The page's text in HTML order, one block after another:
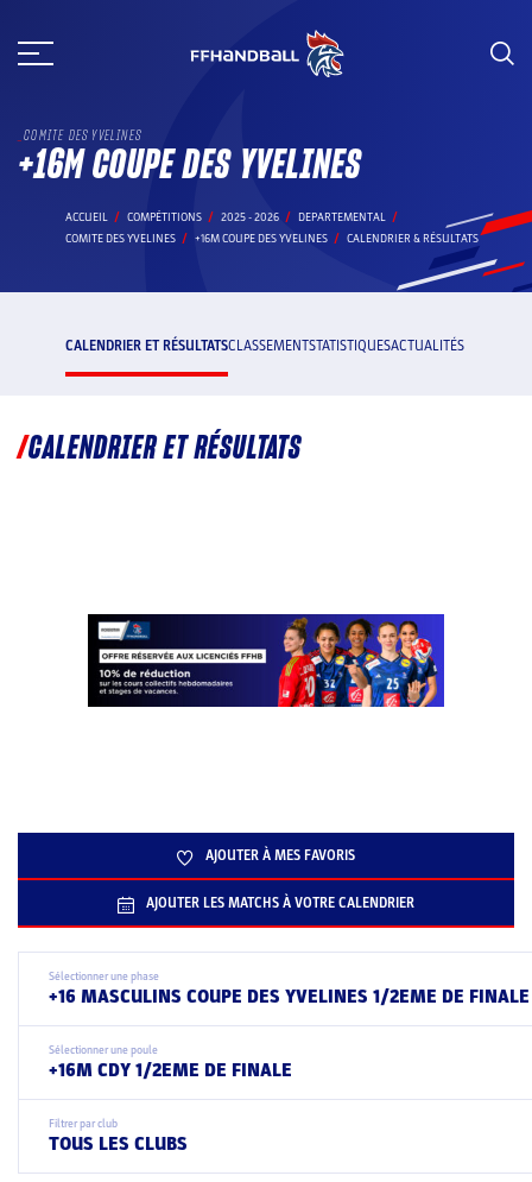
au
COMITE DES YVELINES
+16M COUPE DES YVELINES
ACCUEIL COMPÉTITIONS 2025 - 2026
DEPARTEMENTAL
COMITE DES YVELINES
+16M COUPE DES YVELINES CALENDRIER & RÉSULTATS
CALENDRIER ET RÉSULTATSCLASSEMENTSTATISTIQUESACTUALITÉS
CALENDRIER ET RÉSULTATS
AJOUTER À MES FAVORIS
AJOUTER LES MATCHS À VOTRE CALENDRIER
Sélectionner une phase
+16 MASCULINS COUPE DES YVELINES 1/2EME DE FINALE
Sélectionner une poule
+16M CDY 1/2EME DE FINALE
Filtrer par club
TOUS LES CLUBS